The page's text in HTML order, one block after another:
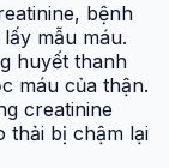
bệnh
mẫu máu.
huyết thanh
máu của thận.
creatinine
thải bị chậm lại